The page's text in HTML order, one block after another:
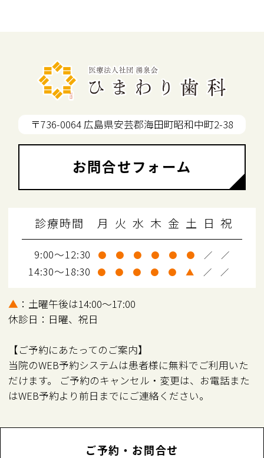
〒736-0064 広島県安芸郡海田町昭和中町2-38
お問合せフォーム
診療時間 月 火 水 木 金 土 日 祝
9:00～12:30 ● ● ● ● ● ● ／ ／
14:30～18:30 ● ● ● ● ● ▲ ／ ／
▲ ：土曜午後は14:00～17:00
休診日：日曜、祝日
【ご予約にあたってのご案内】
当院のWEB予約システムは患者様に無料でご利用いた
だけます。 ご予約のキャンセル・変更は、お電話また
はWEB予約より前日までにご連絡ください。
ご予約・お問合せ